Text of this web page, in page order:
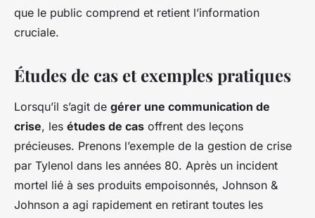
que le public comprend et retient l’information
cruciale.
Études de cas et exemples pratiques
Lorsqu’il s’agit de gérer une communication de
crise, les études de cas offrent des leçons
précieuses. Prenons l’exemple de la gestion de crise
par Tylenol dans les années 80. Après un incident
mortel lié à ses produits empoisonnés, Johnson &
Johnson a agi rapidement en retirant toutes les